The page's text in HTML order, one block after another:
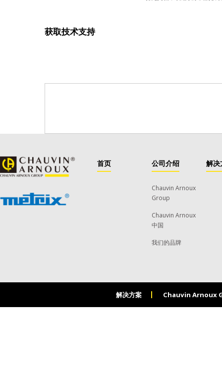
获取技术支持
首页 公司介绍
Chauvin Arnoux
Group
Chauvin Arnoux
中国
我们的品牌
解决
解决方案 Chauvin Arnoux